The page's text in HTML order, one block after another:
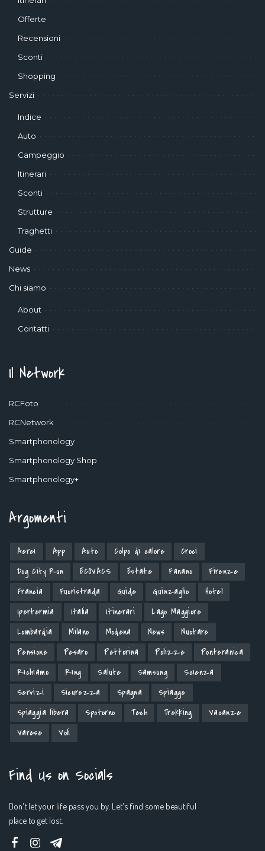
Offerte
Recensioni
Sconti
Shopping
Servizi
Indice
Auto
Campeggio
Itinerari
Sconti
Strutture
Traghetti
Guide
News
Chi siamo
About
Contatti
Il Network
RCFoto
RCNetwork
Smartphonology
Smartphonology Shop
Smartphonology+
Argomenti
Aerei App Auto Colpo di calore
Croci
Dog City Run
ECOVACS Estate Fanano
Firenze
Francia
Fuoristrada Guide Guinzaglio
Hotel
Ipertermia
Italia Itinerari
Lago Maggiore
Lombardia
Milano Modena News
Nuotare
Pensione
Pesaro Pettorina Polizze
Ponteranica
Richiamo
Ring Salute Samsung
Scienza
Servizi
Sicurezza Spagna
Spiagge
Spiaggia libera
Spotorno Tech Trekking
Vacanze
Varese
Voli
Find Us on Socials
Don't let your life pass you by. Let's find some beautiful
place to get lost.